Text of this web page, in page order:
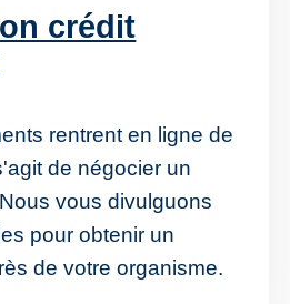
crédit
rentrent en ligne de
de négocier un
vous divulguons
pour obtenir un
de votre organisme.